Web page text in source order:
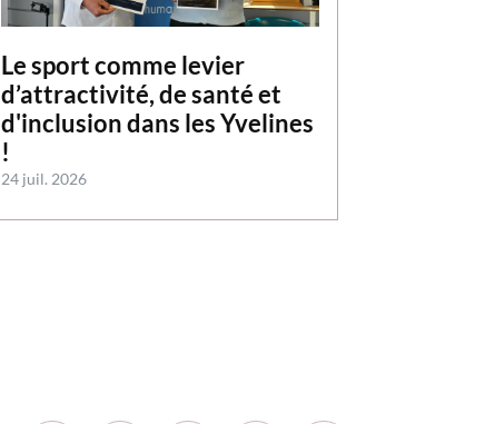
Le sport comme levier
d’attractivité, de santé et
d'inclusion dans les Yvelines
!
24 juil. 2026